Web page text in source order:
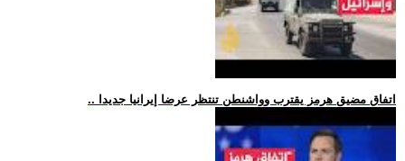
.. اتفاق مضيق هرمز يقترب وواشنطن تنتظر عرضا إيرانيا جديدا